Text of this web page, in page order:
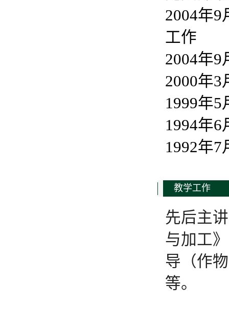
2004年
工作
2004年
2000年3
1999年
1994年
1992年
教学工作
先后主
与加工
导（作
等。